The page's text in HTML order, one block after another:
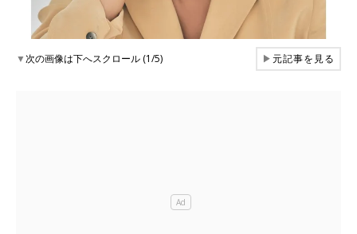
▼次の画像は下へスクロール (1/5) ▶元記事を見る